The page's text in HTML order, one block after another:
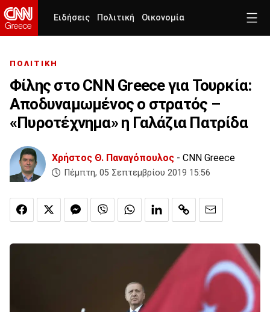
Ειδήσεις Πολιτική Οικονομία
ΠΟΛΙΤΙΚΗ
Φίλης στο CNN Greece για Τουρκία:
Αποδυναμωμένος ο στρατός –
«Πυροτέχνημα» η Γαλάζια Πατρίδα
Χρήστος Θ. Παναγόπουλος - CNN Greece
Πέμπτη, 05 Σεπτεμβρίου 2019 15:56